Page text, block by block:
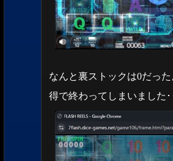
なんと裏ストックは0だっ
得で終わってしまいました･